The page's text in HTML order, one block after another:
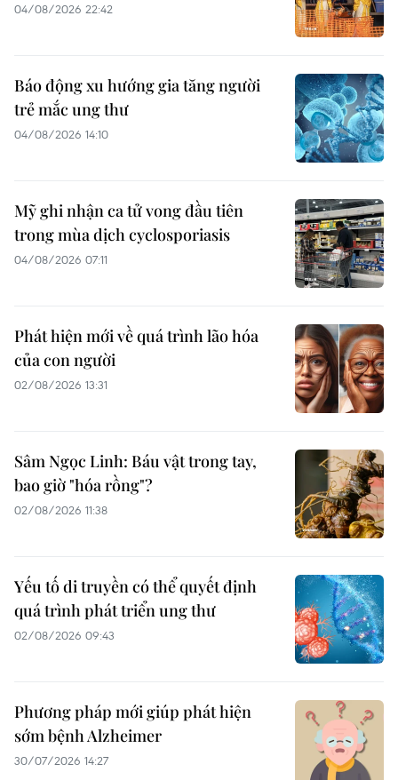
04/08/2026 22:42
Báo động xu hướng gia tăng người
trẻ mắc ung thư
04/08/2026 14:10
Mỹ ghi nhận ca tử vong đầu tiên
trong mùa dịch cyclosporiasis
04/08/2026 07:11
Phát hiện mới về quá trình lão hóa
của con người
02/08/2026 13:31
Sâm Ngọc Linh: Báu vật trong tay,
bao giờ "hóa rồng"?
02/08/2026 11:38
Yếu tố di truyền có thể quyết định
quá trình phát triển ung thư
02/08/2026 09:43
Phương pháp mới giúp phát hiện
sớm bệnh Alzheimer
30/07/2026 14:27